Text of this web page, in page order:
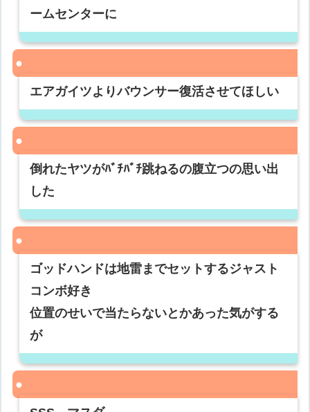
ームセンターに
エアガイツよりバウンサー復活させてほしい
倒れたヤツがﾊﾞﾁﾊﾞﾁ跳ねるの腹立つの思い出
した
ゴッドハンドは地雷までセットするジャスト
コンボ好き
位置のせいで当たらないとかあった気がする
が